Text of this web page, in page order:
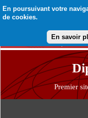
En poursuivant votre
de cookies.
En savoir
Premier